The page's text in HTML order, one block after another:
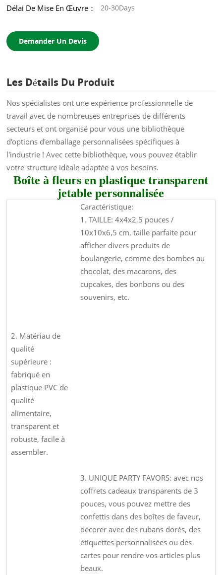
Délai De Mise En Œuvre： 20-30Days
Demander Un Devis
Les Détails Du Produit
Nos spécialistes ont une expérience professionnelle de
travail avec de nombreuses entreprises de différents
secteurs et ont organisé pour vous une bibliothèque
d'options d'emballage personnalisées spécifiques à
l'industrie ! Avec cette bibliothèque, vous pouvez établir
votre structure idéale adaptée à vos besoins.
Boîte à fleurs en plastique transparent
jetable personnalisée
Caractéristique:
1. TAILLE: 4x4x2,5 pouces /
10x10x6,5 cm, taille parfaite pour
afficher divers produits de
boulangerie, comme des bombes au
chocolat, des macarons, des
cupcakes, des bonbons ou des
souvenirs, etc.
2. Matériau de
qualité
supérieure :
fabriqué en
plastique PVC de
qualité
alimentaire,
transparent et
robuste, facile à
assembler.
3. UNIQUE PARTY FAVORS: avec nos
coffrets cadeaux transparents de 3
pouces, vous pouvez mettre des
confettis dans des boîtes de faveur,
décorer avec des rubans dorés, des
étiquettes personnalisées ou des
cartes pour rendre vos articles plus
beaux.